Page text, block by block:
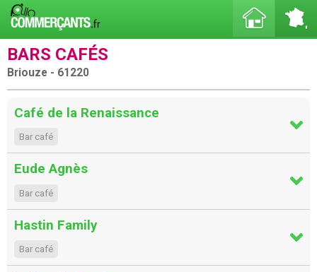
BARS CAFÉS
Briouze - 61220
Café de la Renaissance
Bar café
Eude Agnès
Bar café
Hastin Family
Bar café